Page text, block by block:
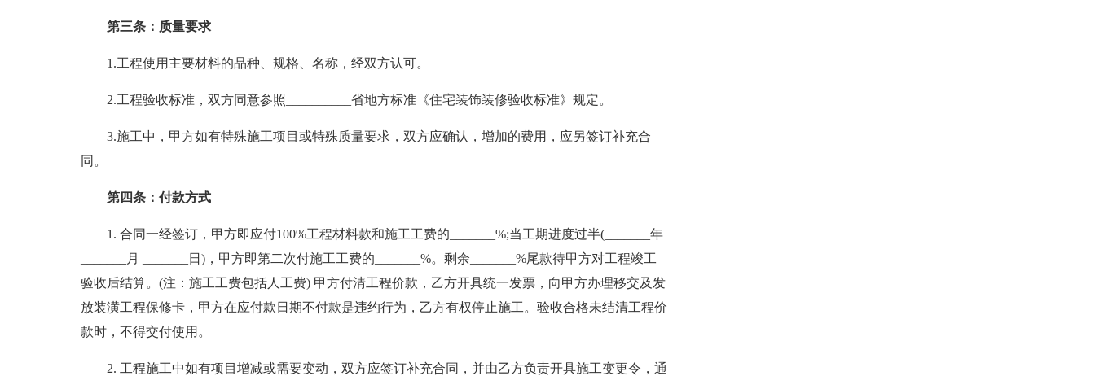
第三条：质量要求
1.工程使用主要材料的品种、规格、名称，经双方认可。
2.工程验收标准，双方同意参照__________省地方标准《住宅装饰装修验收标准》规定。
3.施工中，甲方如有特殊施工项目或特殊质量要求，双方应确认，增加的费用，应另签订补充合
同。
第四条：付款方式
1. 合同一经签订，甲方即应付100%工程材料款和施工工费的_______%;当工期进度过半(_______年
_______月 _______日)，甲方即第二次付施工工费的_______%。剩余_______%尾款待甲方对工程竣工
验收后结算。(注：施工工费包括人工费) 甲方付清工程价款，乙方开具统一发票，向甲方办理移交及发
放装潢工程保修卡，甲方在应付款日期不付款是违约行为，乙方有权停止施工。验收合格未结清工程价
款时，不得交付使用。
2. 工程施工中如有项目增减或需要变动，双方应签订补充合同，并由乙方负责开具施工变更令，通